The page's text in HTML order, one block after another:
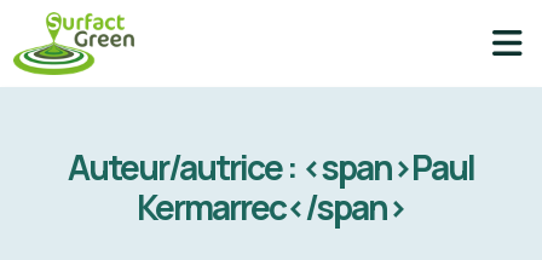
Auteur/autrice : <span>Paul
Kermarrec</span>